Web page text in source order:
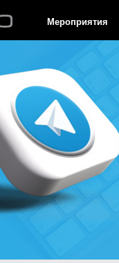
Мероприятия